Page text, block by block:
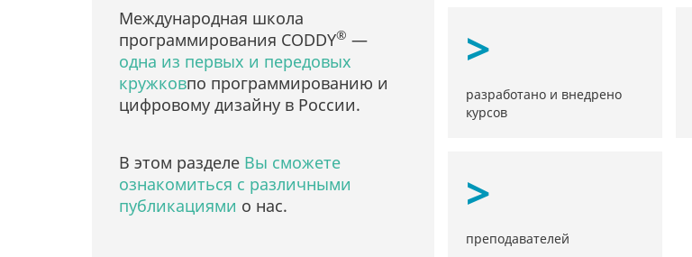
Международная школа
программирования CODDY® —
одна из первых и передовых
кружковпо программированию и
цифровому дизайну в России.
В этом разделе Вы сможете
ознакомиться с различными
публикациями о нас.
>
разработано и внедрено
курсов
>
преподавателей